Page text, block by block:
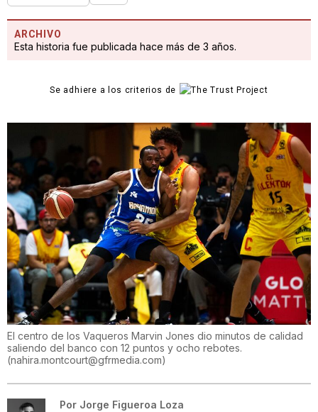
ARCHIVO
Esta historia fue publicada hace más de 3 años.
Se adhiere a los criterios de
El centro de los Vaqueros Marvin Jones dio minutos de calidad
saliendo del banco con 12 puntos y ocho rebotes.
(nahira.montcourt@gfrmedia.com)
Por Jorge Figueroa Loza